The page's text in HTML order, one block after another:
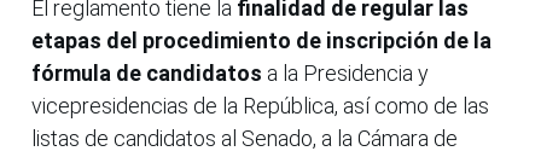
El reglamento tiene la finalidad de regular las
etapas del procedimiento de inscripción de la
fórmula de candidatos a la Presidencia y
vicepresidencias de la República, así como de las
listas de candidatos al Senado, a la Cámara de